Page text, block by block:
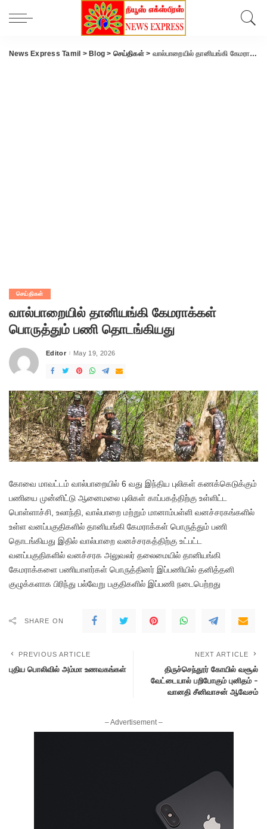
News Express Tamil > Blog > செய்திகள்> வால்பாறையில் தானியங்கி கேமராக்கள் பொருத்தும் பணி தொடங்கியது
செய்திகள்
வால்பாறையில் தானியங்கி கேமராக்கள்
பொருத்தும் பணி தொடங்கியது
Posted
Editor May 19, 2026
கோவை மாவட்டம் வால்பாறையில் 6 வது இந்திய புலிகள் கணக்கெடுக்கும்
பணியை முன்னிட்டு ஆனைமலை புலிகள் காப்பகத்திற்கு உள்ளிட்ட
பொள்ளாச்சி, உலாந்தி, வால்பாறை மற்றும் மானாம்பள்ளி வனச்சரகங்களில்
உள்ள வனப்பகுதிகளில் தானியங்கி கேமராக்கள் பொருத்தும் பணி
தொடங்கியது இதில் வால்பாறை வனச்சரகத்திற்கு உட்பட்ட
வனப்பகுதிகளில் வனச்சரக அலுவலர் தலைமையில் தானியங்கி
கேமராக்களை பணியாளர்கள் பொருத்தினர் இப்பணியில் தனித்தனி
குழுக்களாக பிரிந்து பல்வேறு பகுதிகளில் இப்பணி நடைபெற்றது
SHARE ON
PREVIOUS ARTICLE
புதிய பொலிவில் அம்மா உணவகங்கள்
NEXT ARTICLE
திருச்செந்தூர் கோயில் வசூல்
வேட்டையால் பறிபோகும் புனிதம் –
வானதி சீனிவாசன் ஆவேசம்
– Advertisement –